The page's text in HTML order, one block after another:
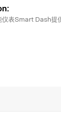
仪表Smart Dash提